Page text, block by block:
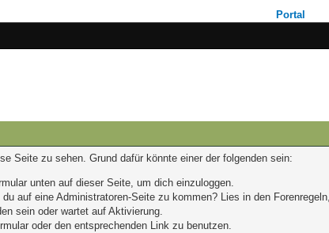
Portal
Seite zu sehen. Grund dafür könnte einer der folgenden sein:
unten auf dieser Seite, um dich einzuloggen.
auf eine Administratoren-Seite zu kommen? Lies in den
sein oder wartet auf Aktivierung.
oder den entsprechenden Link zu benutzen.